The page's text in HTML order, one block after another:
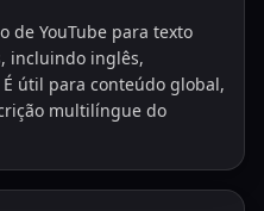
de YouTube para texto
incluindo inglês,
útil para conteúdo global,
multilíngue do